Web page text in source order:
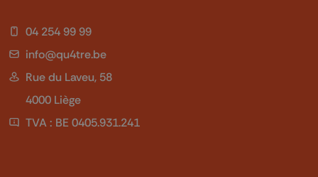
04 254 99 99
info@qu4tre.be
Rue du Laveu, 58
4000 Liège
TVA : BE 0405.931.241